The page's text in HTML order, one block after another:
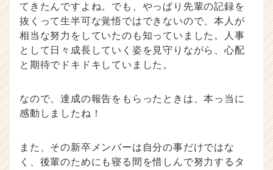
てきたんですよね。でも、やっぱり先輩の記録を
抜くって生半可な覚悟ではできないので、本人が
相当な努力をしていたのも知っていました。人事
として日々成長していく姿を見守りながら、心配
と期待でドキドキしていました。
なので、達成の報告をもらったときは、本っ当に
感動しましたね！
また、その新卒メンバーは自分の事だけではな
く、後輩のためにも寝る間を惜しんで努力するタ